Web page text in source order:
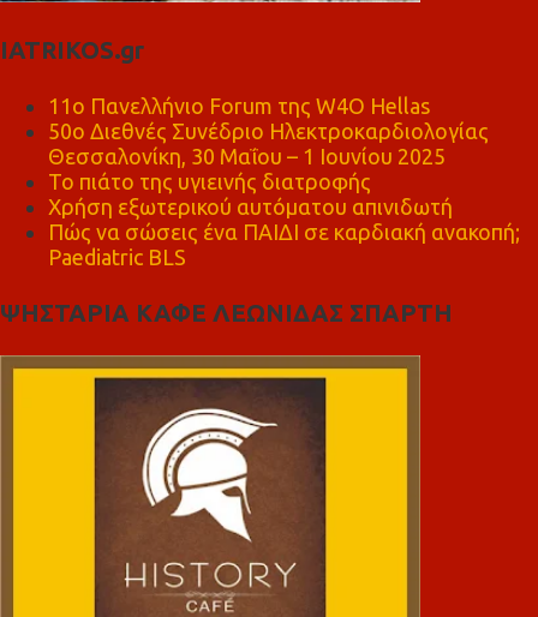
IATRIKOS.gr
11ο Πανελλήνιο Forum της W4O Hellas
50ο Διεθνές Συνέδριο Ηλεκτροκαρδιολογίας
Θεσσαλονίκη, 30 Μαΐου – 1 Ιουνίου 2025
Το πιάτο της υγιεινής διατροφής
Χρήση εξωτερικού αυτόματου απινιδωτή
Πώς να σώσεις ένα ΠΑΙΔΙ σε καρδιακή ανακοπή;
Paediatric BLS
ΨΗΣΤΑΡΙΑ ΚΑΦΕ ΛΕΩΝΙΔΑΣ ΣΠΑΡΤΗ